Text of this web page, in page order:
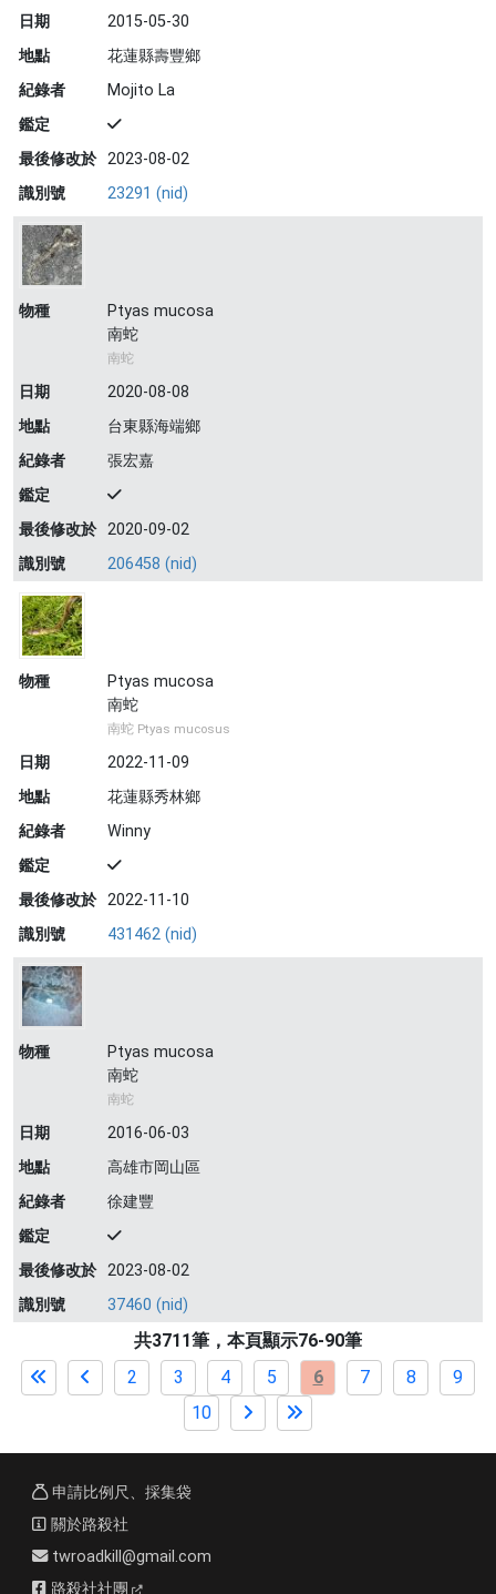
日期
2015-05-30
地點
花蓮縣壽豐鄉
紀錄者
Mojito La
鑑定
最後修改於 2023-08-02
識別號
23291 (nid)
物種
Ptyas mucosa
南蛇
南蛇
日期
2020-08-08
地點
台東縣海端鄉
紀錄者
張宏嘉
鑑定
最後修改於 2020-09-02
識別號
206458 (nid)
物種
Ptyas mucosa
南蛇
南蛇 Ptyas mucosus
日期
2022-11-09
地點
花蓮縣秀林鄉
紀錄者
Winny
鑑定
最後修改於 2022-11-10
識別號
431462 (nid)
物種
Ptyas mucosa
南蛇
南蛇
日期
2016-06-03
地點
高雄市岡山區
紀錄者
徐建豐
鑑定
最後修改於 2023-08-02
識別號
37460 (nid)
共3711筆，本頁顯示76-90筆
2
3 4 5 6 7 8
9
10
申請比例尺、採集袋
關於路殺社
twroadkill@gmail.com
路殺社社團